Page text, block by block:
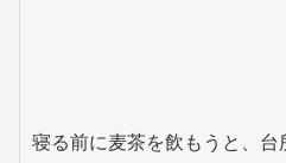
寝る前に麦茶を飲もうと、台